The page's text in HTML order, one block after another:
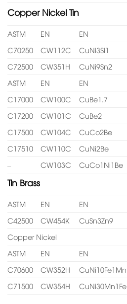
Copper Nickel Tin
ASTM EN EN
C70250
CW112C CuNi3Si1
C72500
CW351H CuNi9Sn2
ASTM
EN EN
C17000
CW100C CuBe1.7
C17200
CW101C CuBe2
C17500
CW104C CuCo2Be
C17510
CW110C CuNi2Be
–
CW103C CuCo1Ni1Be
Tin Brass
ASTM EN EN
C42500
CW454K CuSn3Zn9
Copper Nickel
ASTM
EN EN
C70600
CW352H CuNi10Fe1Mn
C71500
CW354H CuNi30Mn1Fe